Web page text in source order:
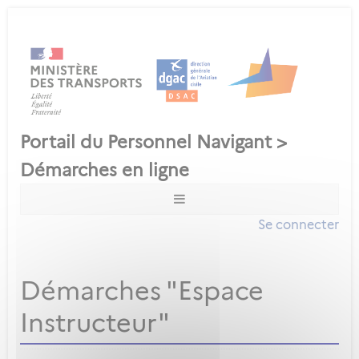
Se connecter
Démarches "Espace
Instructeur"